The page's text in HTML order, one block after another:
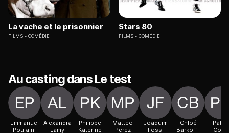
La vache et le prisonnier
FILMS COMÉDIE
Stars 80
FILMS COMÉDIE
Au casting dans Le test
Emmanuel
Poulain-
Alexandra
Lamy
Philippe
Katerine
Matteo
Perez
Joaquim
Fossi
Chloé
Barkoff-
Pablo
Cobo